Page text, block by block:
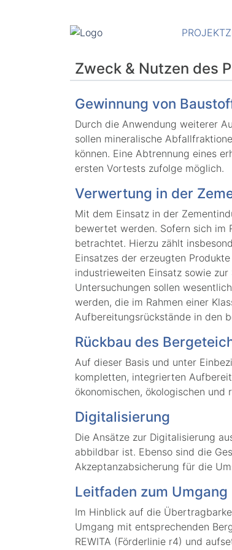
Zweck & Nutzen des
Gewinnung von
Durch die Anwendung weiterer
sollen mineralische
können. Eine Abtrennung eines
ersten Vortests zufolge möglich.
Verwertung in der
Mit dem Einsatz in der
bewertet werden. Sofern sich im
betrachtet. Hierzu zählt
Einsatzes der erzeugten
industrieweiten Einsatz sowie
Untersuchungen sollen
werden, die im Rahmen einer
Aufbereitungsrückstände in den
Rückbau des
Auf dieser Basis und unter
kompletten, integrierten
ökonomischen, ökologischen
Digitalisierung
Die Ansätze zur Digitalisierung
abbildbar ist. Ebenso sind die
Akzeptanzabsicherung für die
Leitfaden zum
Im Hinblick auf die
Umgang mit entsprechenden
REWITA (Förderlinie r4) und